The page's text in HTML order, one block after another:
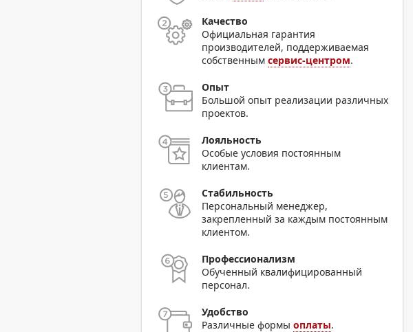
Качество
Официальная гарантия
производителей, поддерживаемая
собственнымсервис-центром.
Опыт
Большой опыт реализации различных
проектов.
Лояльность
Особые условия постоянным
клиентам.
Стабильность
Персональный менеджер,
закрепленный за каждым постоянным
клиентом.
Профессионализм
Обученный квалифицированный
персонал.
Удобство
Различные формыоплаты.